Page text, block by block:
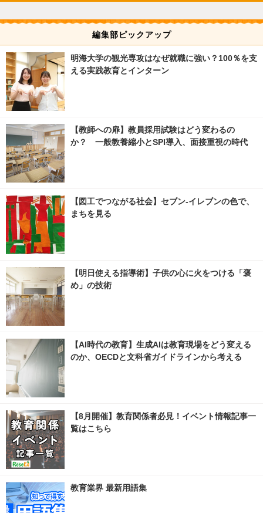
編集部ピックアップ
明海大学の観光専攻はなぜ就職に強い？100％を支
える実践教育とインターン
【教師への扉】教員採用試験はどう変わるの
か？ 一般教養縮小とSPI導入、面接重視の時代
【図工でつながる社会】セブン‐イレブンの色で、
まちを見る
【明日使える指導術】子供の心に火をつける「褒
め」の技術
【AI時代の教育】生成AIは教育現場をどう変える
のか、OECDと文科省ガイドラインから考える
【8月開催】教育関係者必見！イベント情報記事一
覧はこちら
教育業界 最新用語集